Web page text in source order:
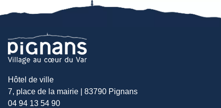
Hôtel de ville
7, place de la mairie | 83790 Pignans
04 94 13 54 90